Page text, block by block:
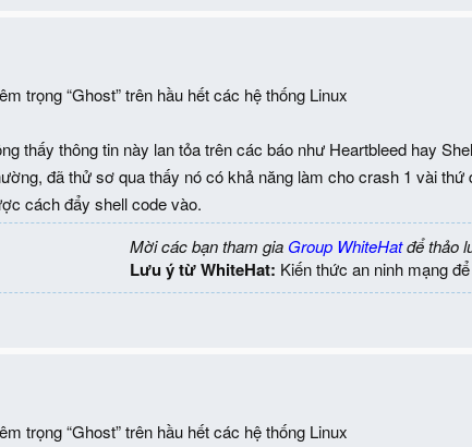
trọng “Ghost” trên hầu hết các hệ thống Linux
thấy thông tin này lan tỏa trên các báo như Heartbleed hay
đã thử sơ qua thấy nó có khả năng làm cho crash 1 vài
cách đẩy shell code vào.
Mời các bạn tham gia Group WhiteHatđể thảo
Lưu ý từ WhiteHat: Kiến thức an ninh mạng
trọng “Ghost” trên hầu hết các hệ thống Linux